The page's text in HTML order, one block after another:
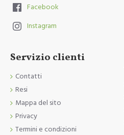
Facebook
Instagram
Servizio clienti
Contatti
Resi
Mappa del sito
Privacy
Termini e condizioni